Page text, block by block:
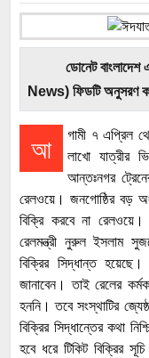
ডোনেট
News) ফিডটি অনুসরণ
আ
গামী ৭ এপ্রিল
লাখো যাত্রীর
আন্তঃনগর
রেলওয়ে। জনগোষ্ঠির বড় অংশ
বিক্রি করবে না
রেলমন্ত্রী নুরুল ইসলাম
বিক্রির সিদ্ধান্ত হয়েছে।
জানাবেন। তাই রেলের
হননি। তবে সংস্থাটির
বিক্রির সিদ্ধান্তের কথা
হবে ধরে টিকিট বিক্রির